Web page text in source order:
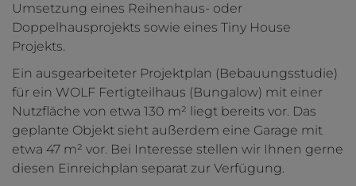
Umsetzung eines Reihenhaus- oder
Doppelhausprojekts sowie eines Tiny House
Projekts.
Ein ausgearbeiteter Projektplan (Bebauungsstudie)
für ein WOLF Fertigteilhaus (Bungalow) mit einer
Nutzfläche von etwa 130 m² liegt bereits vor. Das
geplante Objekt sieht außerdem eine Garage mit
etwa 47 m² vor. Bei Interesse stellen wir Ihnen gerne
diesen Einreichplan separat zur Verfügung.